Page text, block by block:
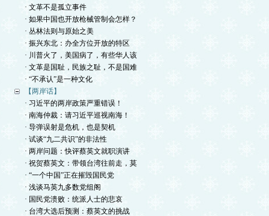
· 文革不是孤立事件
· 如果中国也开放枪械管制会怎样？
· 丛林法则与原始之美
· 振兴东北：办全方位开放的特区
· 川普火了，美国病了，有些华人该
· 文革是国耻，民族之耻，不是国难
· “不承认”是一种文化
【两岸话】
· 习近平的两岸政策严重错误！
· 南海仲裁：请习近平巡视南海！
· 导弹误射是危机，也是契机
· 试谈“九二共识”的非法性
· 两岸问题：快评蔡英文就职演讲
· 祝贺蔡英文：带领台湾往前走，莫
· “一个中国”正在摧毁国民党
· 浅谈马英九多数党组阁
· 国民党溃败：统派人士的悲哀
· 台湾大选后预测：蔡英文的挑战